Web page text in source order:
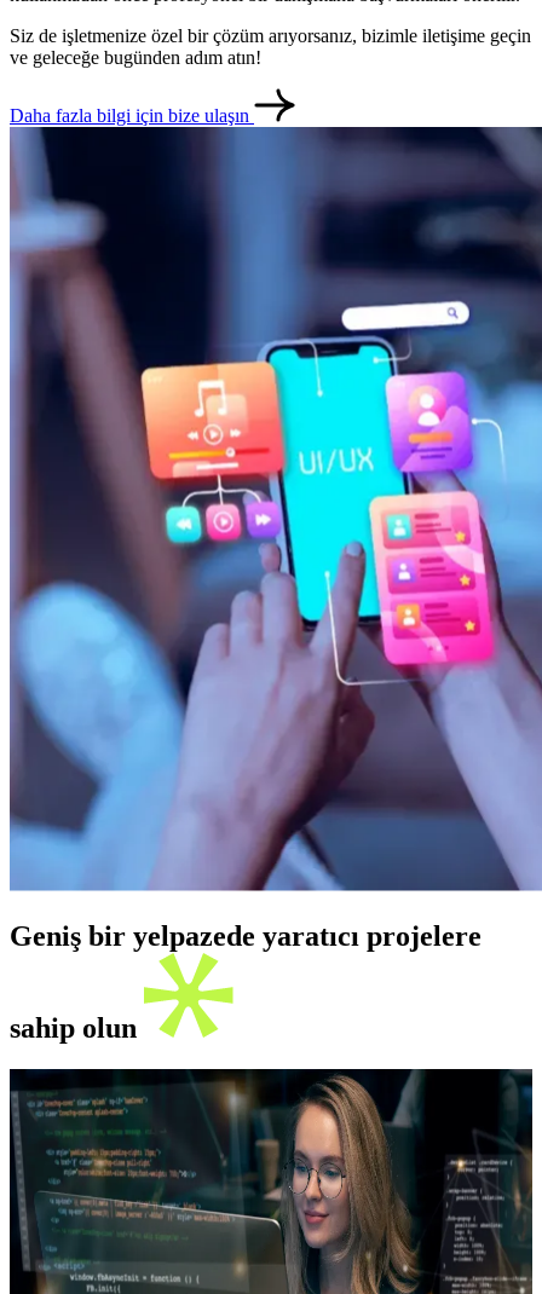
Siz de işletmenize özel bir çözüm arıyorsanız, bizimle iletişime geçin
ve geleceğe bugünden adım atın!
Daha fazla bilgi için bize ulaşın
Geniş bir yelpazede yaratıcı projelere
sahip olun